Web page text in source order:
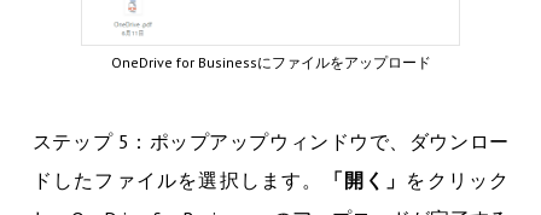
OneDrive for Businessにファイルをアップロード
ステップ 5：ポップアップウィンドウで、ダウンロー
ドしたファイルを選択します。
「開く」 をクリック